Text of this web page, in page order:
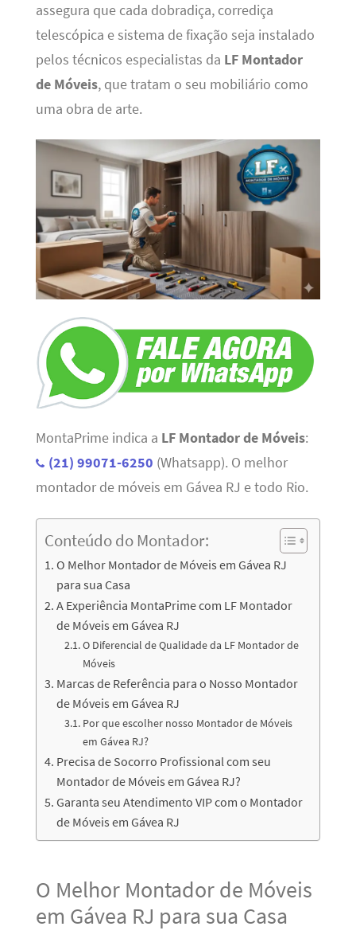
assegura que cada dobradiça, corrediça
telescópica e sistema de fixação seja instalado
pelos técnicos especialistas da LF Montador
de Móveis, que tratam o seu mobiliário como
uma obra de arte.
MontaPrime indica a LF Montador de Móveis:
(21) 99071-6250 (Whatsapp). O melhor
montador de móveis em Gávea RJ e todo Rio.
Conteúdo do Montador:
O Melhor Montador de Móveis em Gávea RJ
para sua Casa
A Experiência MontaPrime com LF Montador
de Móveis em Gávea RJ
O Diferencial de Qualidade da LF Montador de
Móveis
Marcas de Referência para o Nosso Montador
de Móveis em Gávea RJ
Por que escolher nosso Montador de Móveis
em Gávea RJ?
Precisa de Socorro Profissional com seu
Montador de Móveis em Gávea RJ?
Garanta seu Atendimento VIP com o Montador
de Móveis em Gávea RJ
O Melhor Montador de Móveis
em Gávea RJ para sua Casa